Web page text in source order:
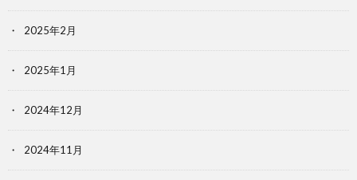
2025年2月
2025年1月
2024年12月
2024年11月